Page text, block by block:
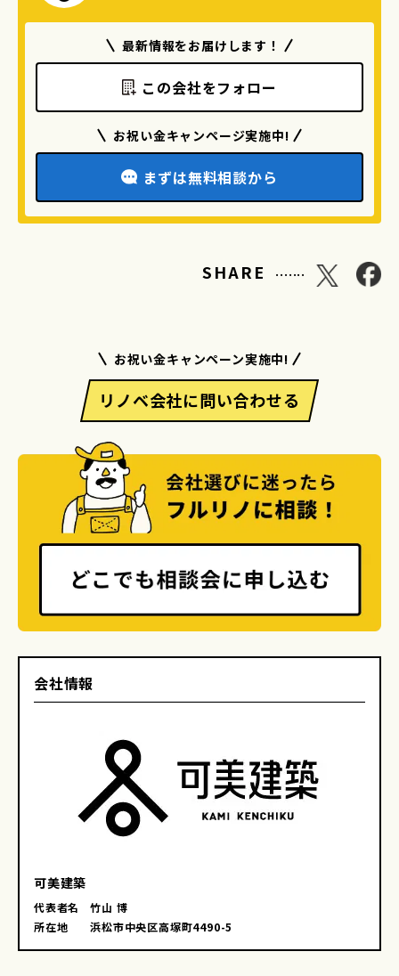
最新情報をお届けします！
この会社をフォロー
お祝い金キャンページ実施中!
まずは無料相談から
SHARE .......
お祝い金キャンペーン実施中!
リノベ会社に問い合わせる
会社情報
可美建築
代表者名
竹山 博
所在地
浜松市中央区高塚町4490-5